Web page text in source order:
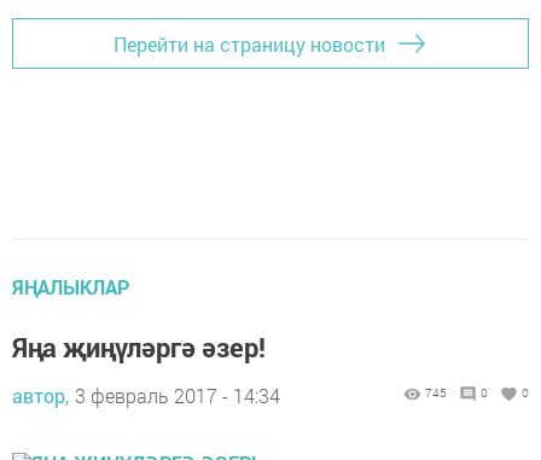
Перейти на страницу новости
ЯҢАЛЫКЛАР
Яңа җиңүләргә әзер!
автор, 3 февраль 2017 - 14:34 745 0 0